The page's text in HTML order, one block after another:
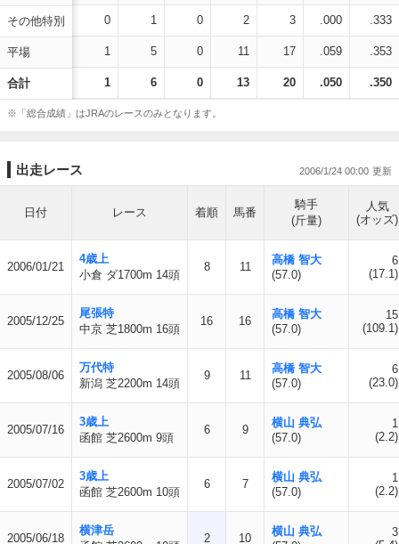
その他特別
平場
合計
0 1 0 2 3 .000 .333
1 5 0 11 17 .059 .353
1 6 0 13 20 .050 .350
※「総合成績」はJRAのレースのみとなります。
出走レース 2006/1/24 00:00
日付 レース 着順 馬番
騎手
(斤量)
人気
(オッズ)
2006/01/21
4歳上
小倉 ダ1700m 14頭
8 11
高橋 智大
(57.0)
6
(17.1)
2005/12/25
尾張特
中京 芝1800m 16頭
16 16
高橋 智大
(57.0)
15
(109.1)
2005/08/06
万代特
新潟 芝2200m 14頭
9 11
高橋 智大
(57.0)
6
(23.0)
2005/07/16
3歳上
函館 芝2600m 9頭
6 9
横山 典弘
(57.0)
1
(2.2)
2005/07/02
3歳上
函館 芝2600m 10頭
6 7
横山 典弘
(57.0)
1
(2.2)
2005/06/18
横津岳
2 10
横山 典弘
3